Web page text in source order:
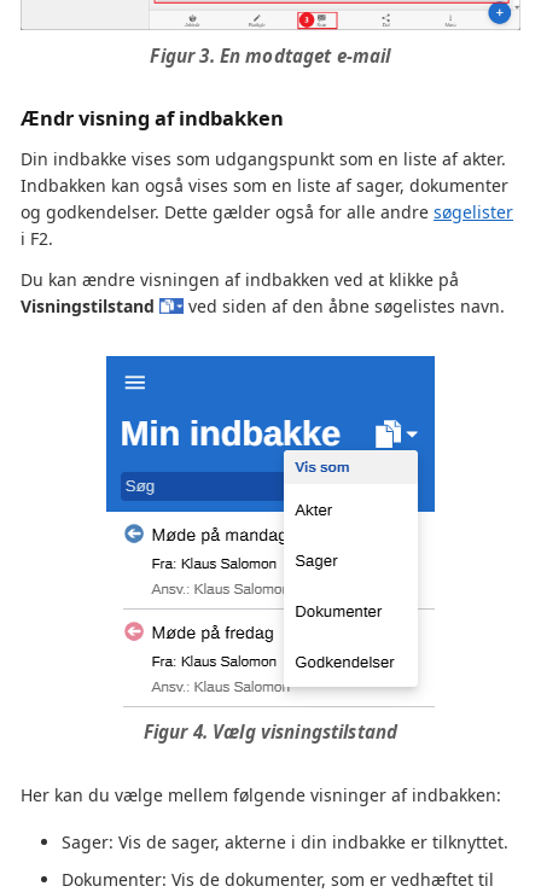
Figur 3. En modtaget e-mail
Ændr visning af indbakken
Din indbakke vises som udgangspunkt som en liste af akter.
Indbakken kan også vises som en liste af sager, dokumenter
og godkendelser. Dette gælder også for alle andre søgelister
i F2.
Du kan ændre visningen af indbakken ved at klikke på
Visningstilstand
ved siden af den åbne søgelistes navn.
Figur 4. Vælg visningstilstand
Her kan du vælge mellem følgende visninger af indbakken:
Sager: Vis de sager, akterne i din indbakke er tilknyttet.
Dokumenter: Vis de dokumenter, som er vedhæftet til